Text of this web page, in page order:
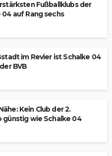
Fußballklubs der
auf Rang sechs
im Revier ist Schalke 04
BVB
Kein Club der 2.
günstig wie Schalke 04